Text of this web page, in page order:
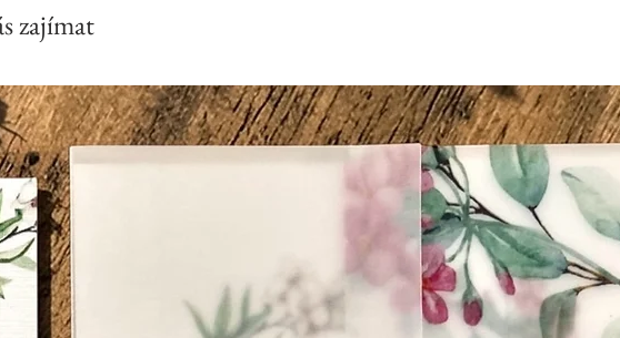
zajímat